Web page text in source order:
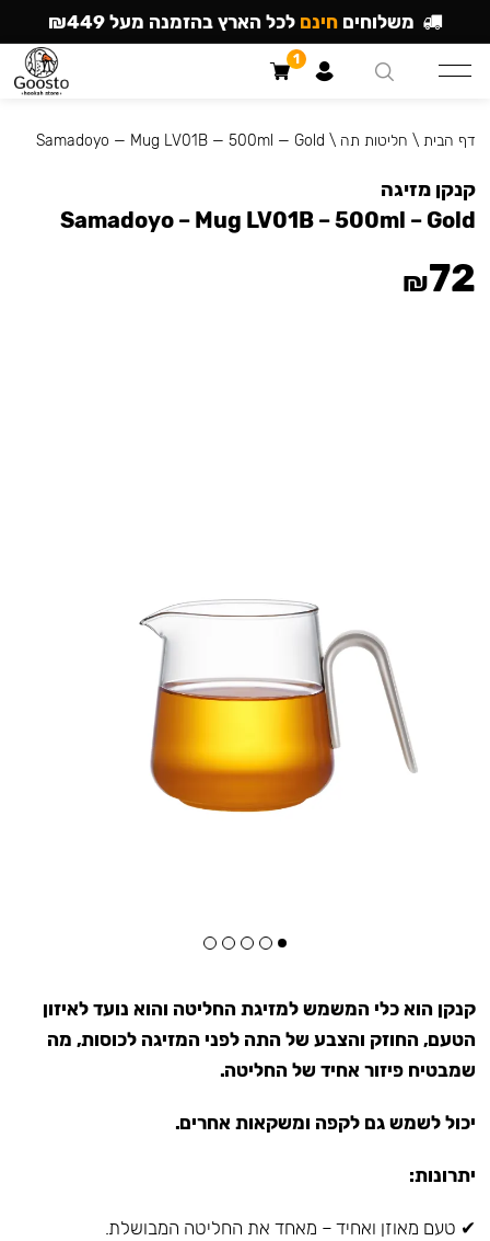
קנקן הוא כלי המשמש למזיגת החליטה והוא נועד לאיזון
הטעם, החוזק והצבע של התה לפני המזיגה לכוסות, מה
שמבטיח פיזור אחיד של החליטה.
יכול לשמש גם לקפה ומשקאות אחרים.
יתרונות:
✔ טעם מאוזן ואחיד – מאחד את החליטה המבושלת.
דף הבית \ חליטות תה \
Samadoyo — Mug LV01B — 500ml — Gold
קנקן מזיגה
Samadoyo – Mug LV01B – 500ml – Gold
₪72
משלוחים חינם לכל הארץ בהזמנה מעל ₪449
1